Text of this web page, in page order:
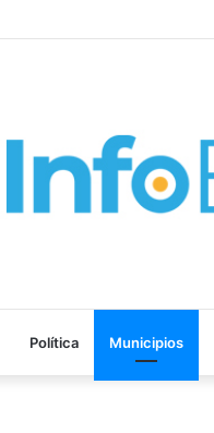
Política Municipios